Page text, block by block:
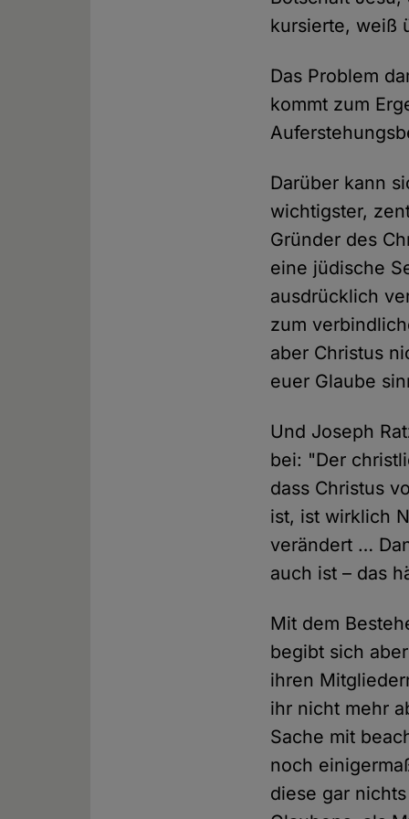
kursierte, weiß
Das Problem
kommt zum
Darüber kann
wichtigster,
Gründer des
eine jüdische
ausdrücklich
zum
aber Christus
euer Glaube
Und Joseph
bei: "Der
dass Christus
ist, ist wirklich
verändert …
auch ist – das
Mit dem
begibt sich
ihren
ihr nicht mehr
Sache mit
noch
diese gar